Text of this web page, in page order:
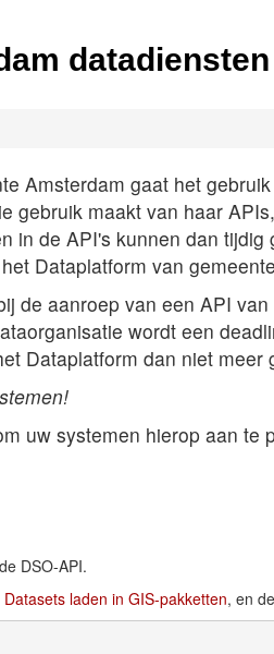
datadiensten
Amsterdam gaat het
gebruik maakt van haar
in de API's kunnen dan
Dataplatform van
de aanroep van een API
wordt een
Dataplatform dan niet
uw systemen hierop aan te
DSO-API.
Datasets laden in GIS-pakketten, en